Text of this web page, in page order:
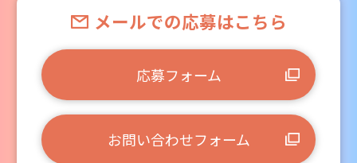
メールでの応募はこちら
応募フォーム
お問い合わせフォーム